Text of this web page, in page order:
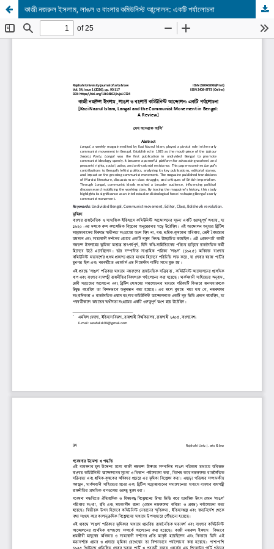
কাজী নজরুল ইসলাম, লাঙল ও বাংলার কমিউনিস্ট আন্দোলন: একটি পর্যালোচনা